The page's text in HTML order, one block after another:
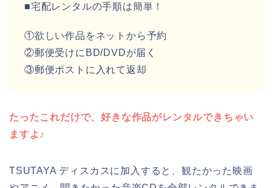
■宅配レンタルの手順は簡単！
①欲しい作品をネットから予約
②郵便受けにBD/DVDが届く
③郵便ポストに入れて返却
たったこれだけで、好きな作品がレンタルできちゃい
ますよ♪
TSUTAYA ディスカスに加入すると、観たかった映画